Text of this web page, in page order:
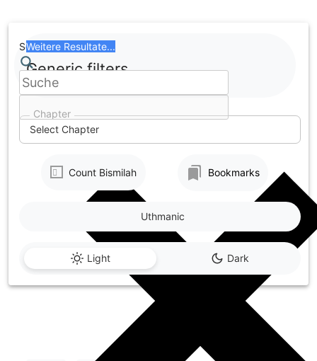
to
content
Chapter
Select Chapter
Search
Weitere Resultate...
Generic filters
Count Bismilah Bookmarks
Light Dark
Uthmanic